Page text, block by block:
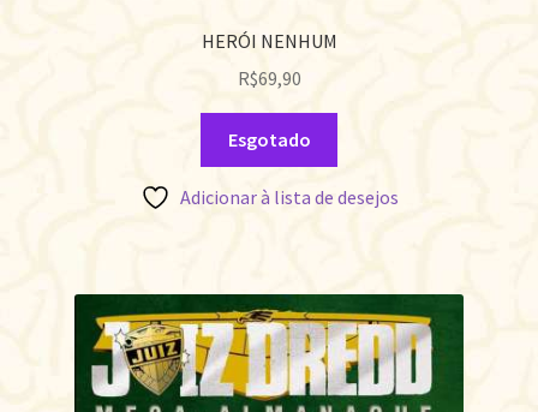
HERÓI NENHUM
R$69,90
Esgotado
Adicionar à lista de desejos